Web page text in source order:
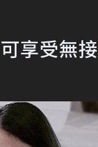
享受無